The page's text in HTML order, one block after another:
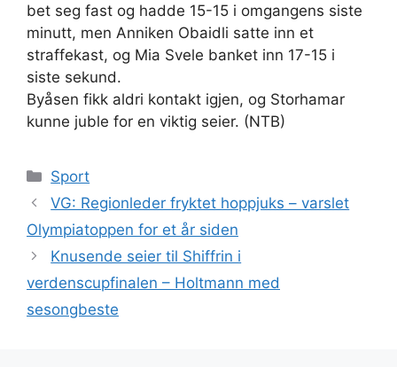
bet seg fast og hadde 15-15 i omgangens siste
minutt, men Anniken Obaidli satte inn et
straffekast, og Mia Svele banket inn 17-15 i
siste sekund.
Byåsen fikk aldri kontakt igjen, og Storhamar
kunne juble for en viktig seier. (NTB)
Kategorier
Sport
VG: Regionleder fryktet hoppjuks – varslet
Olympiatoppen for et år siden
Knusende seier til Shiffrin i
verdenscupfinalen – Holtmann med
sesongbeste